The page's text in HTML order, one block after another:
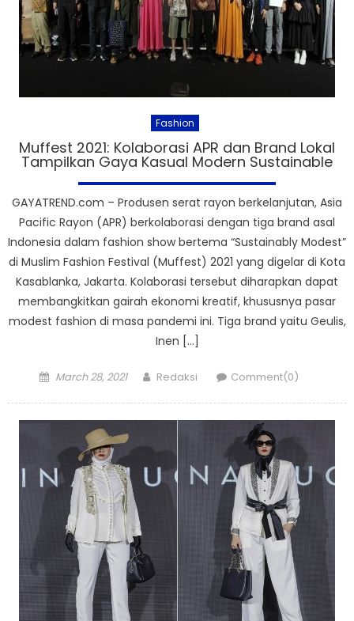
Fashion
Muffest 2021: Kolaborasi APR dan Brand Lokal
Tampilkan Gaya Kasual Modern Sustainable
GAYATREND.com – Produsen serat rayon berkelanjutan, Asia
Pacific Rayon (APR) berkolaborasi dengan tiga brand asal
Indonesia dalam fashion show bertema “Sustainably Modest”
di Muslim Fashion Festival (Muffest) 2021 yang digelar di Kota
Kasablanka, Jakarta. Kolaborasi tersebut diharapkan dapat
membangkitkan gairah ekonomi kreatif, khususnya pasar
modest fashion di masa pandemi ini. Tiga brand yaitu Geulis,
Inen […]
Posted
March 28, 2021 Author
Redaksi Comment(0)